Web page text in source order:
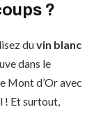
?
duvin blanc
dans le
Mont d’Or avec
! Et surtout,